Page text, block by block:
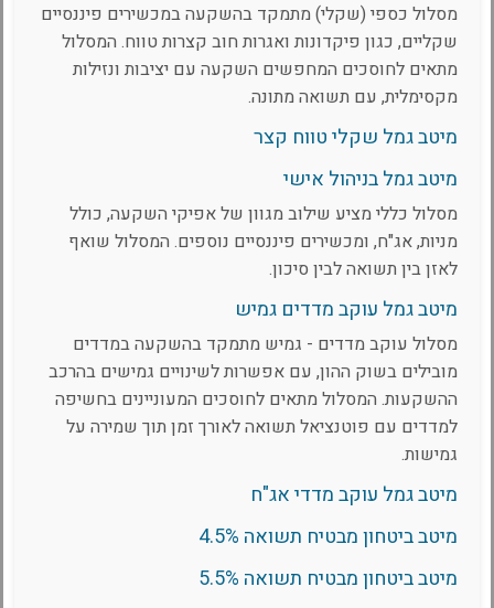
מסלול כספי (שקלי) מתמקד בהשקעה במכשירים פיננסיים
שקליים, כגון פיקדונות ואגרות חוב קצרות טווח. המסלול
מתאים לחוסכים המחפשים השקעה עם יציבות ונזילות
מקסימלית, עם תשואה מתונה.
מיטב גמל שקלי טווח קצר
מיטב גמל בניהול אישי
מסלול כללי מציע שילוב מגוון של אפיקי השקעה, כולל
מניות, אג"ח, ומכשירים פיננסיים נוספים. המסלול שואף
לאזן בין תשואה לבין סיכון.
מיטב גמל עוקב מדדים גמיש
מסלול עוקב מדדים - גמיש מתמקד בהשקעה במדדים
מובילים בשוק ההון, עם אפשרות לשינויים גמישים בהרכב
ההשקעות. המסלול מתאים לחוסכים המעוניינים בחשיפה
למדדים עם פוטנציאל תשואה לאורך זמן תוך שמירה על
גמישות.
מיטב גמל עוקב מדדי אג"ח
מיטב ביטחון מבטיח תשואה 4.5%
מיטב ביטחון מבטיח תשואה 5.5%